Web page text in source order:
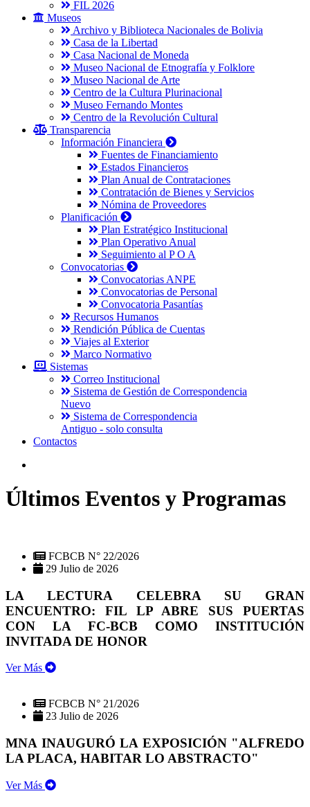
FIL 2026
Museos
Archivo y Biblioteca Nacionales de Bolivia
Casa de la Libertad
Casa Nacional de Moneda
Museo Nacional de Etnografía y Folklore
Museo Nacional de Arte
Centro de la Cultura Plurinacional
Museo Fernando Montes
Centro de la Revolución Cultural
Transparencia
Información Financiera
Fuentes de Financiamiento
Estados Financieros
Plan Anual de Contrataciones
Contratación de Bienes y Servicios
Nómina de Proveedores
Planificación
Plan Estratégico Institucional
Plan Operativo Anual
Seguimiento al P O A
Convocatorias
Convocatorias ANPE
Convocatorias de Personal
Convocatoria Pasantías
Recursos Humanos
Rendición Pública de Cuentas
Viajes al Exterior
Marco Normativo
Sistemas
Correo Institucional
Sistema de Gestión de Correspondencia
Nuevo
Sistema de Correspondencia
Antiguo - solo consulta
Contactos
Últimos Eventos y Programas
FCBCB N° 22/2026
29 Julio de 2026
LA LECTURA CELEBRA SU GRAN
ENCUENTRO: FIL LP ABRE SUS PUERTAS
CON LA FC-BCB COMO INSTITUCIÓN
INVITADA DE HONOR
Ver Más
FCBCB N° 21/2026
23 Julio de 2026
MNA INAUGURÓ LA EXPOSICIÓN "ALFREDO
LA PLACA, HABITAR LO ABSTRACTO"
Ver Más